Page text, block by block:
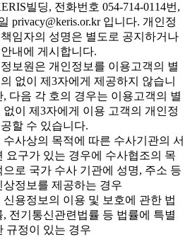
빌딩, 전화번호 054-714-0114번,
privacy@keris.or.kr 입니다. 개인정
임자의 성명은 별도로 공지하거나
내에 게시합니다.
보원은 개인정보를 이용고객의 별
없이 제3자에게 제공하지 않습니
, 다음 각 호의 경우는 이용고객의 별
없이 제3자에게 이용 고객의 개인정
할 수 있습니다.
수사상의 목적에 따른 수사기관의 서
요구가 있는 경우에 수사협조의 목
으로 국가 수사 기관에 성명, 주소 등
상정보를 제공하는 경우
신용정보의 이용 및 보호에 관한 법
, 전기통신관련법률 등 법률에 특별
규정이 있는 경우